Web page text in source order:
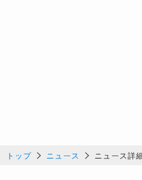
トップ ニュース ニュース詳